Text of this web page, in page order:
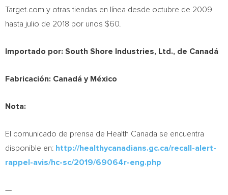
Target.com y otras tiendas en línea desde octubre de 2009
hasta julio de 2018 por unos $60
Importado por: South Shore Industries, Ltd., de Canadá
Fabricación: Canadá y México
Nota:
El comunicado de prensa de Health Canada se encuentra
disponible en: http://healthycanadians.gc.ca/recall-alert-
rappel-avis/hc-sc/2019/69064r-eng.php
—